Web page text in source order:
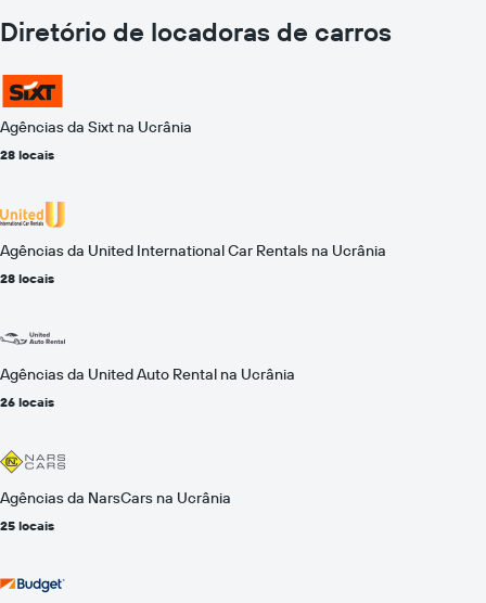
Diretório de locadoras de carros
Agências da Sixt na Ucrânia
28 locais
Agências da United International Car Rentals na Ucrânia
28 locais
Agências da United Auto Rental na Ucrânia
26 locais
Agências da NarsCars na Ucrânia
25 locais